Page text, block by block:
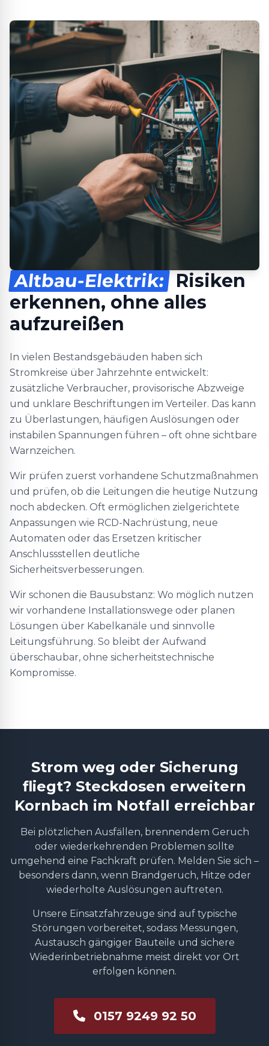
Altbau-Elektrik: Risiken
erkennen, ohne alles
aufzureißen
In vielen Bestandsgebäuden haben sich
Stromkreise über Jahrzehnte entwickelt:
zusätzliche Verbraucher, provisorische Abzweige
und unklare Beschriftungen im Verteiler. Das kann
zu Überlastungen, häufigen Auslösungen oder
instabilen Spannungen führen – oft ohne sichtbare
Warnzeichen.
Wir prüfen zuerst vorhandene Schutzmaßnahmen
und prüfen, ob die Leitungen die heutige Nutzung
noch abdecken. Oft ermöglichen zielgerichtete
Anpassungen wie RCD-Nachrüstung, neue
Automaten oder das Ersetzen kritischer
Anschlussstellen deutliche
Sicherheitsverbesserungen.
Wir schonen die Bausubstanz: Wo möglich nutzen
wir vorhandene Installationswege oder planen
Lösungen über Kabelkanäle und sinnvolle
Leitungsführung. So bleibt der Aufwand
überschaubar, ohne sicherheitstechnische
Kompromisse.
Strom weg oder Sicherung
fliegt? Steckdosen erweitern
Kornbach im Notfall erreichbar
Bei plötzlichen Ausfällen, brennendem Geruch
oder wiederkehrenden Problemen sollte
umgehend eine Fachkraft prüfen. Melden Sie sich –
besonders dann, wenn Brandgeruch, Hitze oder
wiederholte Auslösungen auftreten.
Unsere Einsatzfahrzeuge sind auf typische
Störungen vorbereitet, sodass Messungen,
Austausch gängiger Bauteile und sichere
Wiederinbetriebnahme meist direkt vor Ort
erfolgen können.
0157 9249 92 50